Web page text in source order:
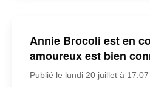
Annie Brocoli est en
amoureux est bien
Publié le lundi 20 juillet à 17:07